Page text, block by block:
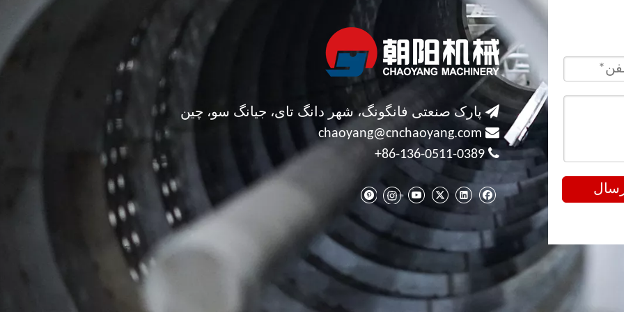
پارک صنعتی فانگونگ، شهر دانگ تای، جیانگ سو، چین

chaoyang@cnchaoyang.com

86-136-0511-0389+